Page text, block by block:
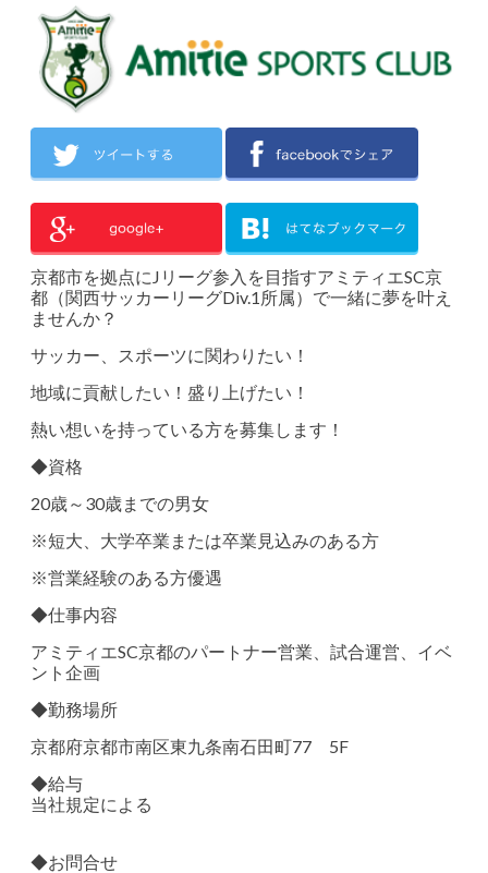
京都市を拠点にJリーグ参入を目指すアミティエSC京
都（関西サッカーリーグDiv.1所属）で一緒に夢を叶え
ませんか？
サッカー、スポーツに関わりたい！
地域に貢献したい！盛り上げたい！
熱い想いを持っている方を募集します！
◆資格
20歳～30歳までの男女
※短大、大学卒業または卒業見込みのある方
※営業経験のある方優遇
◆仕事内容
アミティエSC京都のパートナー営業、試合運営、イベ
ント企画
◆勤務場所
京都府京都市南区東九条南石田町77 5F
◆給与
当社規定による
◆お問合せ